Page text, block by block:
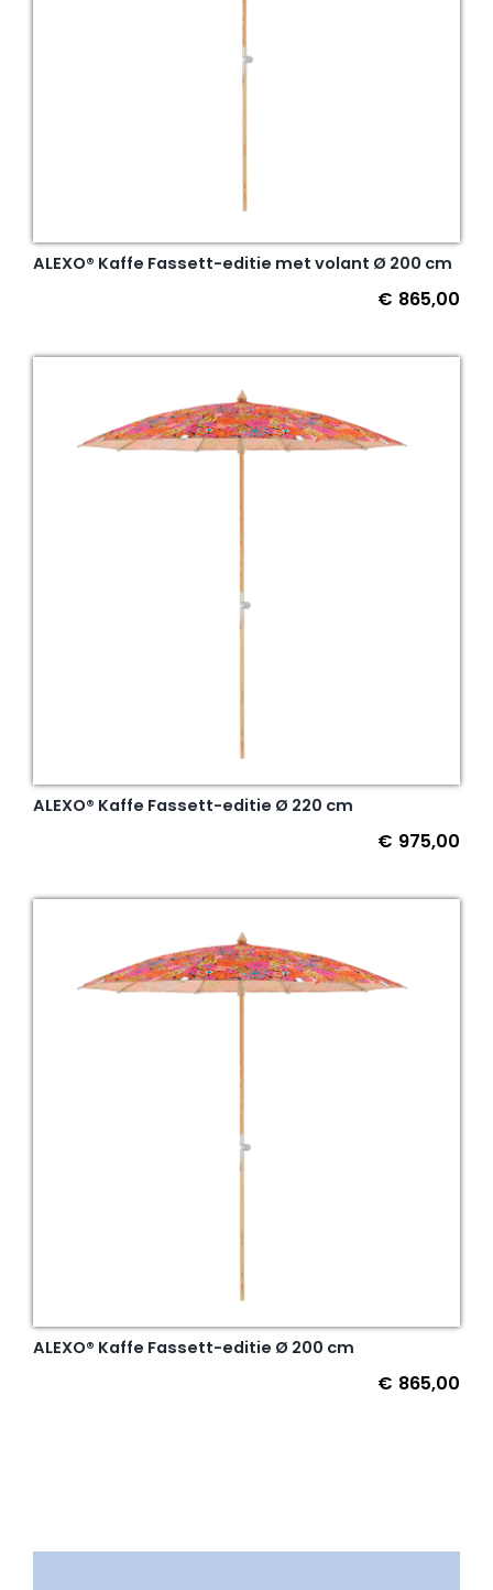
ALEXO® Kaffe Fassett-editie met volant Ø 200 cm
€ 865,00
ALEXO® Kaffe Fassett-editie Ø 220 cm
€ 975,00
ALEXO® Kaffe Fassett-editie Ø 200 cm
€ 865,00